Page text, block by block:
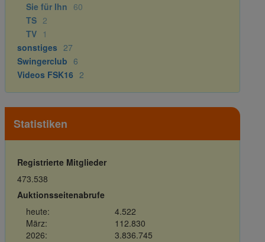
Sie für Ihn 60
TS 2
TV 1
sonstiges 27
Swingerclub 6
Videos FSK16 2
Statistiken
Registrierte Mitglieder
473.538
Auktionsseitenabrufe
heute:
4.522
März:
112.830
2026:
3.836.745